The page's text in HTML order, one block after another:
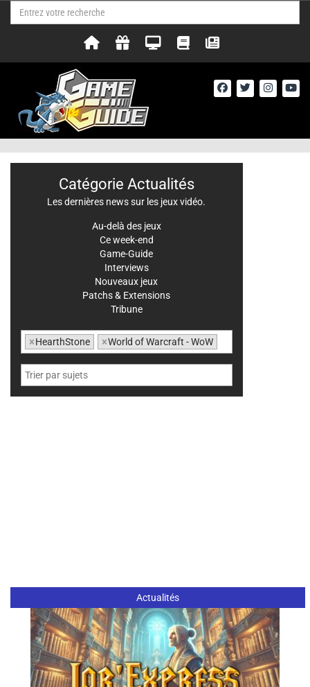
Actualités
Catégorie Actualités
Les dernières news sur les jeux vidéo.
Au-delà des jeux
Ce week-end
Game-Guide
Interviews
Nouveaux jeux
Patchs & Extensions
Tribune
×HearthStone ×World of Warcraft - WoW